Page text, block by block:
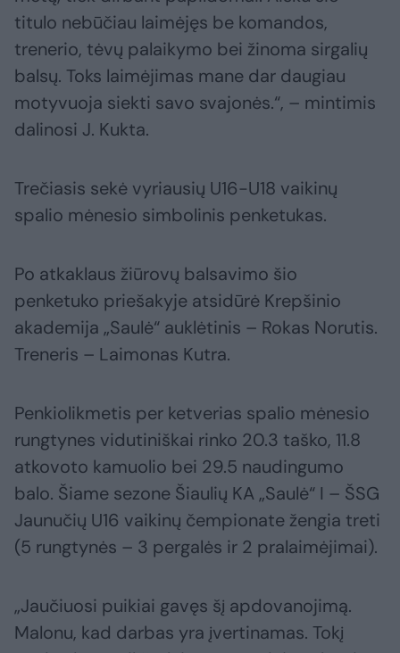
titulo nebūčiau laimėjęs be komandos,
trenerio, tėvų palaikymo bei žinoma sirgalių
balsų. Toks laimėjimas mane dar daugiau
motyvuoja siekti savo svajonės.“, – mintimis
dalinosi J. Kukta.
Trečiasis sekė vyriausių U16-U18 vaikinų
spalio mėnesio simbolinis penketukas.
Po atkaklaus žiūrovų balsavimo šio
penketuko priešakyje atsidūrė Krepšinio
akademija „Saulė“ auklėtinis – Rokas Norutis.
Treneris – Laimonas Kutra.
Penkiolikmetis per ketverias spalio mėnesio
rungtynes vidutiniškai rinko 20.3 taško, 11.8
atkovoto kamuolio bei 29.5 naudingumo
balo. Šiame sezone Šiaulių KA „Saulė“ I – ŠSG
Jaunučių U16 vaikinų čempionate žengia treti
(5 rungtynės – 3 pergalės ir 2 pralaimėjimai).
„Jaučiuosi puikiai gavęs šį apdovanojimą.
Malonu, kad darbas yra įvertinamas. Tokį